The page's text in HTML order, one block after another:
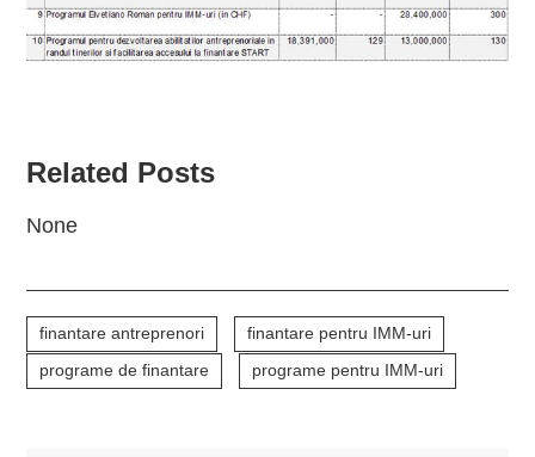
Related Posts
None
finantare antreprenori
finantare pentru IMM-uri
programe de finantare
programe pentru IMM-uri